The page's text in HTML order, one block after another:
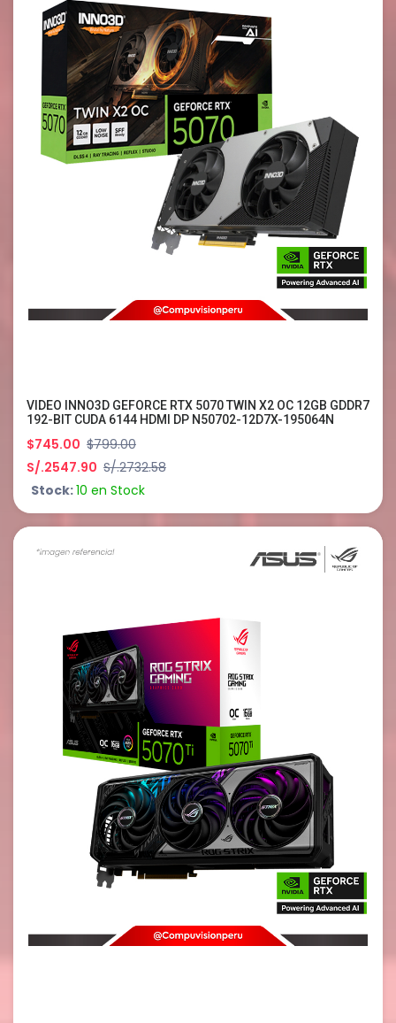
VIDEO INNO3D GEFORCE RTX 5070 TWIN X2 OC 12GB GDDR7
192-BIT CUDA 6144 HDMI DP N50702-12D7X-195064N
$745.00 $799.00
S/.2547.90 S/.2732.58
Stock:10 en Stock